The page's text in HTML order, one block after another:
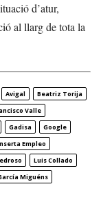
d’atur,
al llarg de tota la
Avigal
Beatriz Torija
Valle
Gadisa
Google
Empleo
Luis Collado
Miguéns